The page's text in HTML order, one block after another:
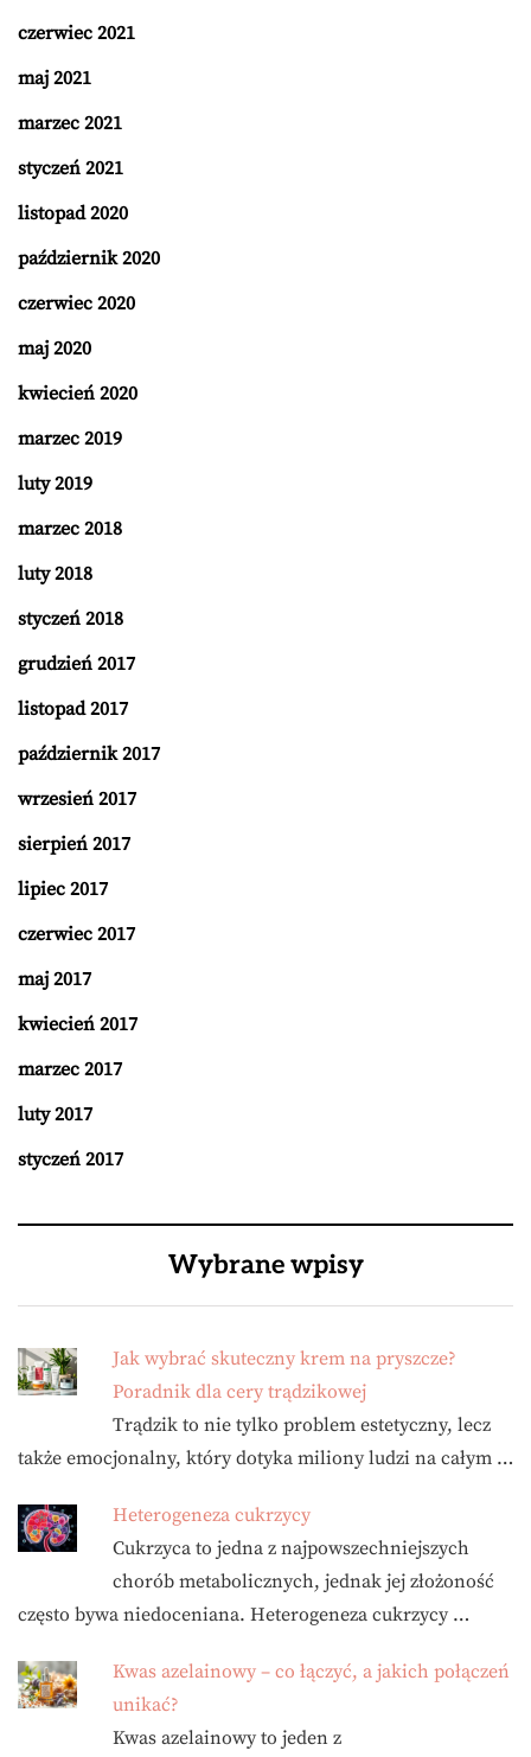
czerwiec 2021
maj 2021
marzec 2021
styczeń 2021
listopad 2020
październik 2020
czerwiec 2020
maj 2020
kwiecień 2020
marzec 2019
luty 2019
marzec 2018
luty 2018
styczeń 2018
grudzień 2017
listopad 2017
październik 2017
wrzesień 2017
sierpień 2017
lipiec 2017
czerwiec 2017
maj 2017
kwiecień 2017
marzec 2017
luty 2017
styczeń 2017
Wybrane wpisy
Jak wybrać skuteczny krem na pryszcze?
Poradnik dla cery trądzikowej
Trądzik to nie tylko problem estetyczny, lecz
także emocjonalny, który dotyka miliony ludzi na całym …
Heterogeneza cukrzycy
Cukrzyca to jedna z najpowszechniejszych
chorób metabolicznych, jednak jej złożoność
często bywa niedoceniana. Heterogeneza cukrzycy …
Kwas azelainowy – co łączyć, a jakich połączeń
unikać?
Kwas azelainowy to jeden z